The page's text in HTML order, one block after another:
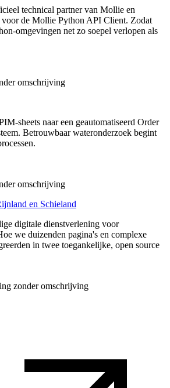
technical partner van Mollie en
de Mollie Python API Client. Zodat
omgevingen net zo soepel verlopen als
sheets naar een geautomatiseerd Order
Betrouwbaar wateronderzoek begint
en Schieland
digitale dienstverlening voor
we duizenden pagina's en complexe
in twee toegankelijke, open source